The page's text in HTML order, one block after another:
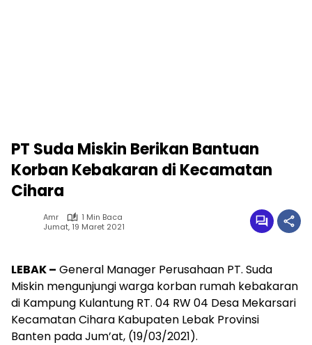
PT Suda Miskin Berikan Bantuan
Korban Kebakaran di Kecamatan
Cihara
Amr
1 Min Baca
Jumat, 19 Maret 2021
LEBAK – General Manager Perusahaan PT. Suda
Miskin mengunjungi warga korban rumah kebakaran
di Kampung Kulantung RT. 04 RW 04 Desa Mekarsari
Kecamatan Cihara Kabupaten Lebak Provinsi
Banten pada Jum’at, (19/03/2021).